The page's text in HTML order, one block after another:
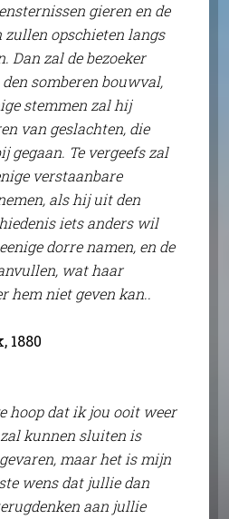
gieren en de
zullen opschieten langs
Dan zal de bezoeker
somberen bouwval,
stemmen zal hij
van geslachten, die
gegaan. Te vergeefs zal
verstaanbare
als hij uit den
iets anders wil
dorre namen, en de
wat haar
hem niet geven kan..
1880
hoop dat ik jou ooit weer
kunnen sluiten is
maar het is mijn
wens dat jullie dan
aan jullie